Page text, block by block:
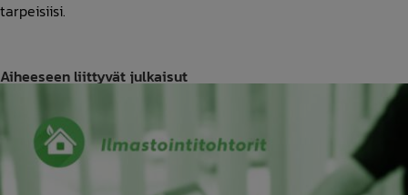
tarpeisiisi.
Aiheeseen liittyvät julkaisut